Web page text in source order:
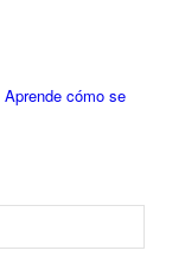
Aprende cómo se